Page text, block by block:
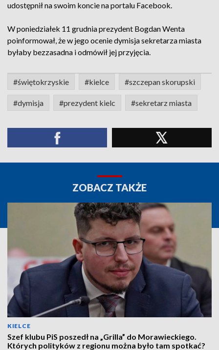
udostępnił na swoim koncie na portalu Facebook.
W poniedziałek 11 grudnia prezydent Bogdan Wenta
poinformował, że w jego ocenie dymisja sekretarza miasta
byłaby bezzasadna i odmówił jej przyjęcia.
#świętokrzyskie #kielce #szczepan skorupski
#dymisja #prezydent kielc #sekretarz miasta
ZOBACZ TAKŻE
KIELCE
Szef klubu PiS poszedł na „Grilla” do Morawieckiego.
Których polityków z regionu można było tam spotkać?